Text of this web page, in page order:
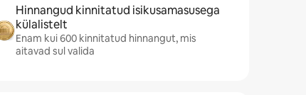
Hinnangud kinnitatud isikusamasusega
külalistelt
Enam kui 600 kinnitatud hinnangut, mis
aitavad sul valida